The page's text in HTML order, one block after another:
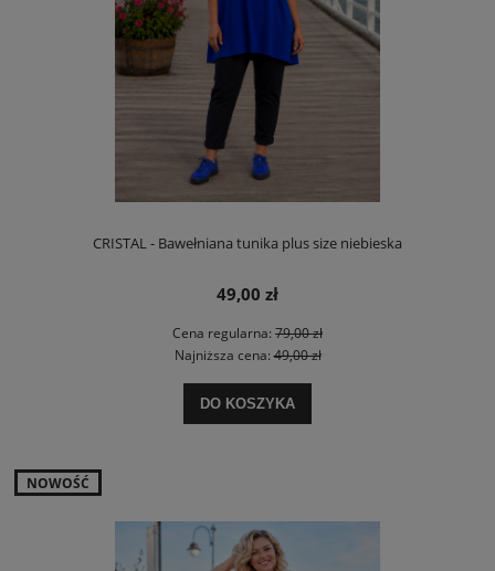
CRISTAL - Bawełniana tunika plus size niebieska
49,00 zł
Cena regularna: 79,00 zł
Najniższa cena:49,00 zł
DO KOSZYKA
NOWOŚĆ